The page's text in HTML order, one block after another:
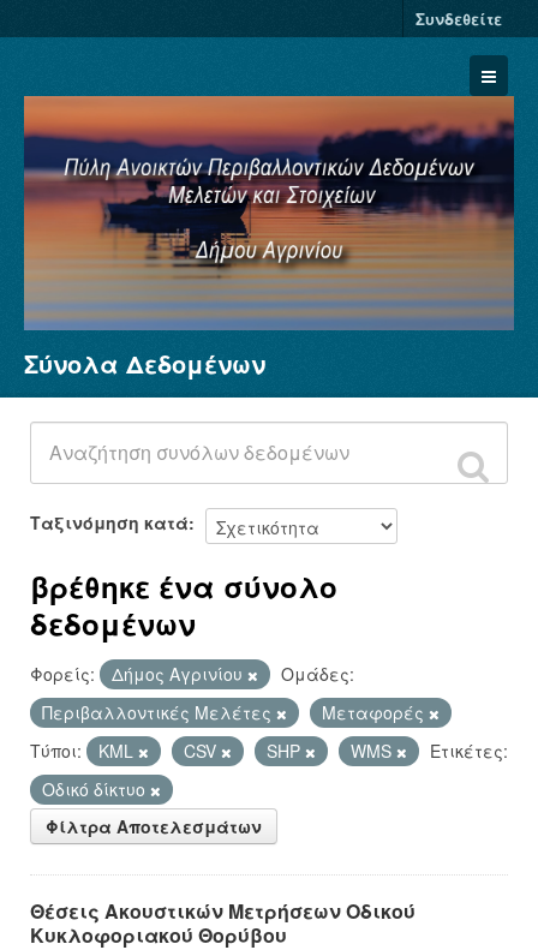
Συνδεθείτε
Σύνολα Δεδομένων
Φορείς
Ομάδες
Σχετικά
Σύνολα Δεδομένων
Ταξινόμηση κατά
βρέθηκε ένα σύνολο
δεδομένων
Φορείς: Δήμος Αγρινίου
Ομάδες:
Περιβαλλοντικές Μελέτες
Μεταφορές
Τύποι:
KML CSV SHP WMS
Ετικέτες:
Οδικό δίκτυο
Φίλτρα Αποτελεσμάτων
Θέσεις Ακουστικών Μετρήσεων Οδικού
Κυκλοφοριακού Θορύβου